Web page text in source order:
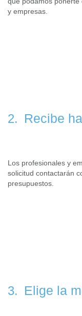
y empresas.
2. Recibe
Los profesionales y
solicitud contactarán
presupuestos.
3. Elige la